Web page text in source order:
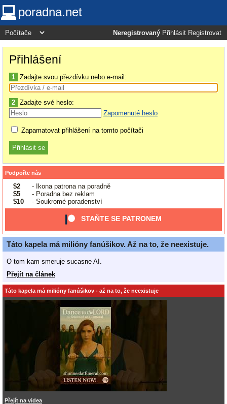
poradna.net
Neregistrovaný Přihlásit Registrovat
Přihlášení
1 Zadajte svou přezdívku nebo e-mail:
2 Zadajte své heslo:
Zapomenuté heslo
Zapamatovat přihlášení na tomto počítači
Podpořte nás
$2
- Ikona patrona na poradně
$5
- Poradna bez reklam
$10
- Soukromé poradenství
STAŇTE SE PATRONEM
Táto kapela má milióny fanúšikov. Až na to, že neexistuje.
O tom kam smeruje sucasne AI.
Přejít na článek
Táto kapela má milióny fanúšikov - až na to, že neexistuje
Přejít na videa